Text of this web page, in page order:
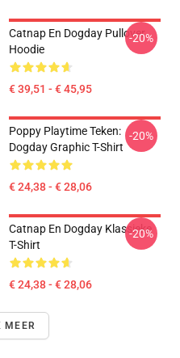
Catnap En Dogday Pullover
Hoodie
€ 39,51 - € 45,95
-20%
Poppy Playtime Teken:
Dogday Graphic T-Shirt
€ 24,38 - € 28,06
-20%
Catnap En Dogday Klassieke
T-Shirt
€ 24,38 - € 28,06
-20%
MEER